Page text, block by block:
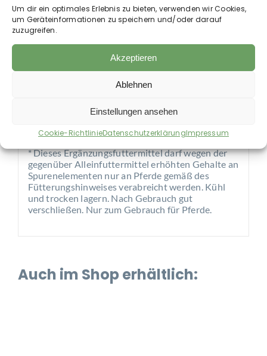
Um dir ein optimales Erlebnis zu bieten, verwenden wir Cookies,
um Geräteinformationen zu speichern und/oder darauf
zuzugreifen.
Akzeptieren
Ablehnen
Einstellungen ansehen
Cookie-RichtlinieDatenschutzerklärungImpressum
Fütterungsempfehlung:
3. bis 7. Lebensmonat
Fohlen (Endgewicht 600 kg): 20 ml pro Tag
im 1. bis 2. Lebensmonat / 40 ml pro Tag ab
Zur täglichen Ration über das Futter. *
* Dieses Ergänzungsfuttermittel darf wegen der
gegenüber Alleinfuttermittel erhöhten Gehalte an
Spurenelementen nur an Pferde gemäß des
Fütterungshinweises verabreicht werden. Kühl
und trocken lagern. Nach Gebrauch gut
verschließen. Nur zum Gebrauch für Pferde.
Auch im Shop erhältlich: